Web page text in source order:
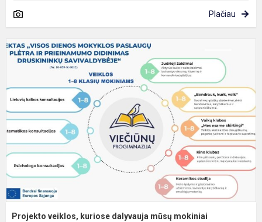
Plačiau
Projekto veiklos, kuriose dalyvauja mūsų mokiniai